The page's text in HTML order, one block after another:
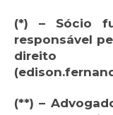
(*) – Sócio
responsável
direito
(**) –